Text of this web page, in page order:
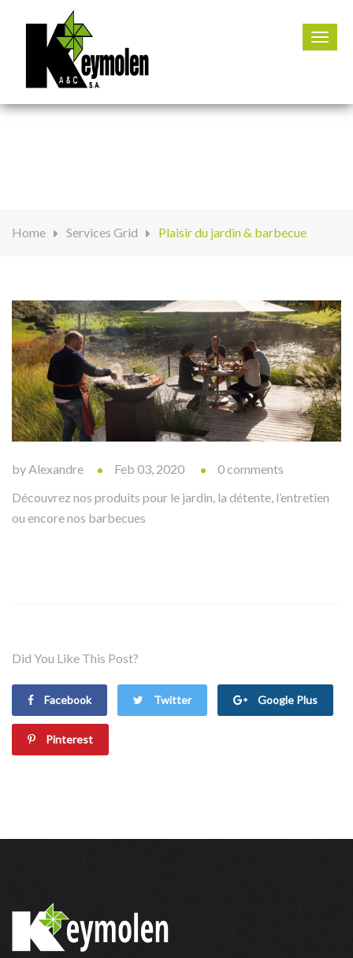
067 67 00 09
Plaisir du jardin &
barbecue
Home Services Grid Plaisir du jardin & barbecue
by Alexandre Feb 03, 2020
0 comments
Découvrez nos produits pour le jardin, la détente, l’entretien
ou encore nos barbecues
Did You Like This Post?
Facebook Twitter Google Plus
Pinterest